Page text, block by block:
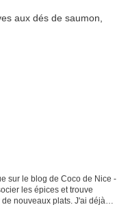
sur le blog de Coco de Nice -
les épices et trouve
nouveaux plats. J'ai déjà